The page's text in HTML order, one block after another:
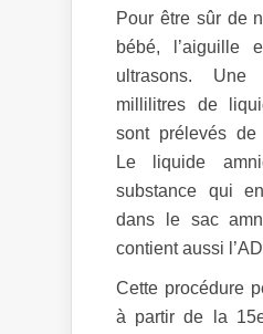
Pour être sûr de
bébé, l’aiguille
ultrasons.
millilitres de
sont prélevés de
Le liquide
substance qui
dans le sac
contient aussi
Cette procédure
à partir de la